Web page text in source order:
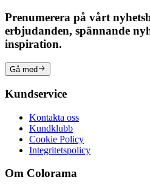
Prenumerera på vårt
erbjudanden, spännande
inspiration.
Gå med
Kundservice
Kontakta oss
Kundklubb
Cookie Policy
Integritetspolicy
Om Colorama